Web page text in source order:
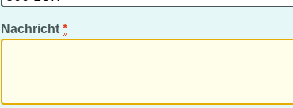
Nachricht *